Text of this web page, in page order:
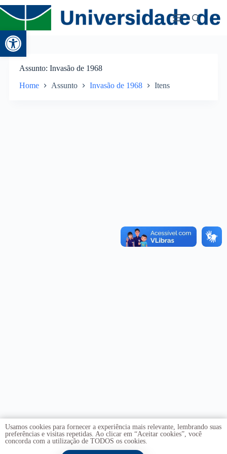
Abrir a barra de ferramentas
Assunto Invasão de 1968
Home Assunto Invasão de 1968 Itens
Usamos cookies para fornecer a experiência mais relevante, lembrando suas
preferências e visitas repetidas. Ao clicar em “Aceitar cookies”, você
concorda com a utilização de TODOS os cookies.